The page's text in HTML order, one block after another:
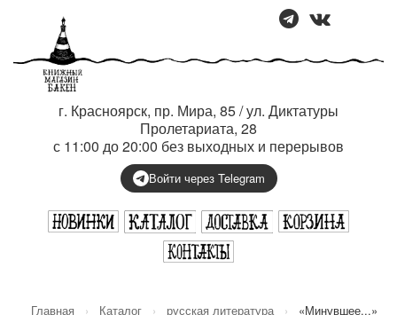
г. Красноярск, пр. Мира, 85 / ул. Диктатуры
Пролетариата, 28
с 11:00 до 20:00 без выходных и перерывов
Войти через Telegram
Главная › Каталог › русская литература ›
«Минувшее...»